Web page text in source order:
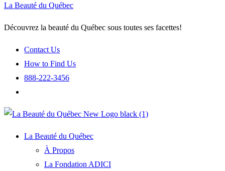
La Beauté du Québec
Découvrez la beauté du Québec sous toutes ses facettes!
Contact Us
How to Find Us
888-222-3456
La Beauté du Québec
À Propos
La Fondation ADICI